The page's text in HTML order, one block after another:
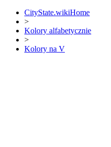
CityState.wikiHome
>
Kolory alfabetycznie
>
Kolory na V